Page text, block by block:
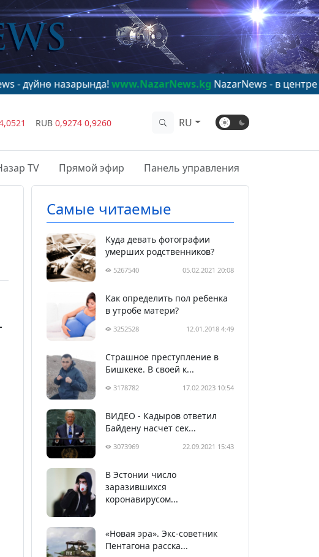
www.NazarNews.kgNazarNews - в центре
RUB 0,9274 0,9260 RU
TV Прямой эфир Панель управления
Самые читаемые
Куда девать фотографии
умерших родственников?
5267540 05.02.2021 20:08
Как определить пол ребенка
в утробе матери?
3252528 12.01.2018 4:49
Страшное преступление в
Бишкеке. В своей к...
3178782 17.02.2023 10:54
ВИДЕО - Кадыров ответил
Байдену насчет сек...
3073969 22.09.2021 15:43
В Эстонии число
заразившихся
коронавирусом...
«Новая эра». Экс-советник
Пентагона расска...